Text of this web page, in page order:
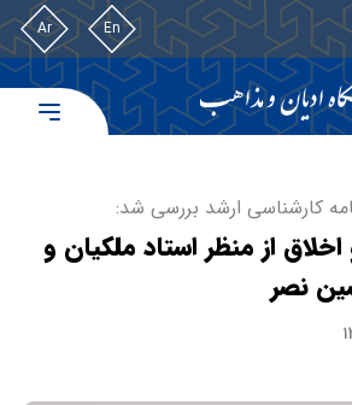
En
Ar
کارشناسی ارشد بررسی شد:
از منظر استاد ملکیان و
نصر